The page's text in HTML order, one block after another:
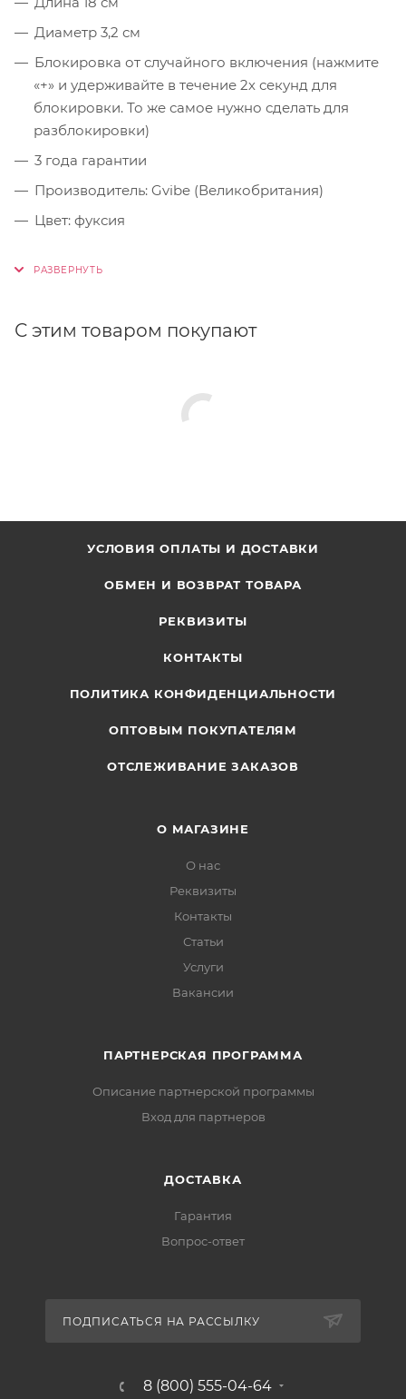
Диаметр 3,2 см
Блокировка от случайного включения (нажмите
«+» и удерживайте в течение 2х секунд для
блокировки. То же самое нужно сделать для
разблокировки)
3 года гарантии
Производитель: Gvibe (Великобритания)
Цвет: фуксия
С этим товаром покупают
УСЛОВИЯ ОПЛАТЫ И ДОСТАВКИ
ОБМЕН И ВОЗВРАТ ТОВАРА
РЕКВИЗИТЫ
КОНТАКТЫ
ПОЛИТИКА КОНФИДЕНЦИАЛЬНОСТИ
ОПТОВЫМ ПОКУПАТЕЛЯМ
ОТСЛЕЖИВАНИЕ ЗАКАЗОВ
О МАГАЗИНЕ
О нас
Реквизиты
Контакты
Статьи
Услуги
Вакансии
ПАРТНЕРСКАЯ ПРОГРАММА
Описание партнерской программы
Вход для партнеров
ДОСТАВКА
Гарантия
Вопрос-ответ
ПОДПИСАТЬСЯ НА РАССЫЛКУ
8 (800) 555-04-64